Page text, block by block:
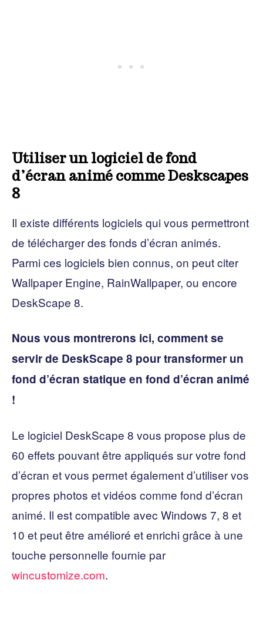
Utiliser un logiciel de fond
d’écran animé comme Deskscapes
8
Il existe différents logiciels qui vous permettront
de télécharger des fonds d’écran animés.
Parmi ces logiciels bien connus, on peut citer
Wallpaper Engine, RainWallpaper, ou encore
DeskScape 8.
Nous vous montrerons ici, comment se
servir de DeskScape 8 pour transformer un
fond d’écran statique en fond d’écran animé
!
Le logiciel DeskScape 8 vous propose plus de
60 effets pouvant être appliqués sur votre fond
d’écran et vous permet également d’utiliser vos
propres photos et vidéos comme fond d’écran
animé. Il est compatible avec Windows 7, 8 et
10 et peut être amélioré et enrichi grâce à une
touche personnelle fournie par
wincustomize.com.